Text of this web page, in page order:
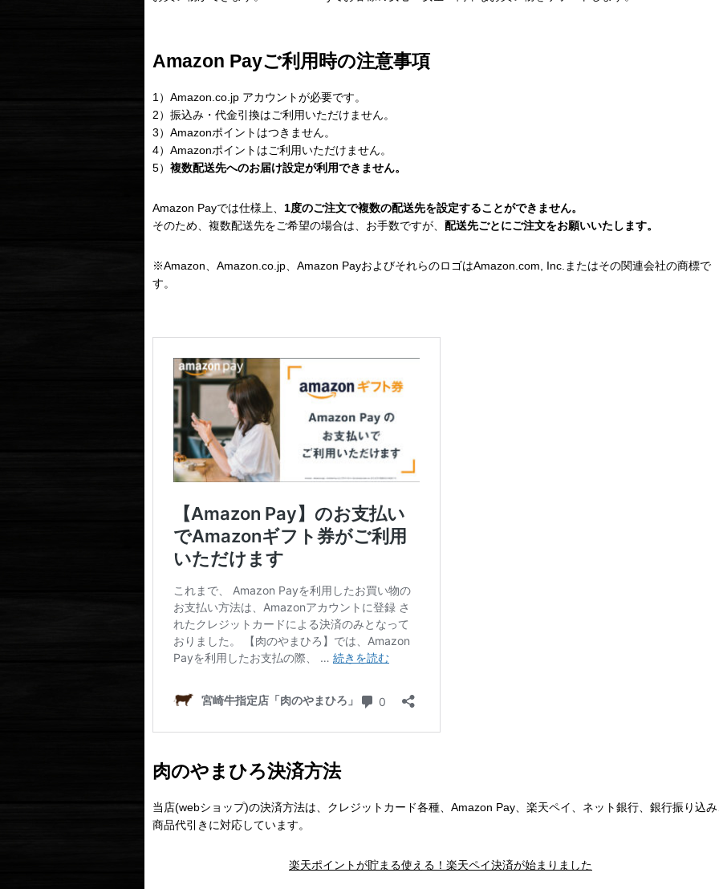
Amazon Payご利用時の注意事項
1）Amazon.co.jp アカウントが必要です。
2）振込み・代金引換はご利用いただけません。
3）Amazonポイントはつきません。
4）Amazonポイントはご利用いただけません。
5） 複数配送先へのお届け設定が利用できません。
Amazon Payでは仕様上、 1度のご注文で複数の配送先を設定することができません。
そのため、複数配送先をご希望の場合は、お手数ですが、 配送先ごとにご注文をお願いいたします。
※Amazon、Amazon.co.jp、Amazon PayおよびそれらのロゴはAmazon.com, Inc.またはその関連会社の商標で
す。
肉のやまひろ決済方法
当店(webショップ)の決済方法は、クレジットカード各種、Amazon Pay、楽天ペイ、ネット銀行、銀行振り込
商品代引きに対応しています。
楽天ポイントが貯まる使える！楽天ペイ決済が始まりました